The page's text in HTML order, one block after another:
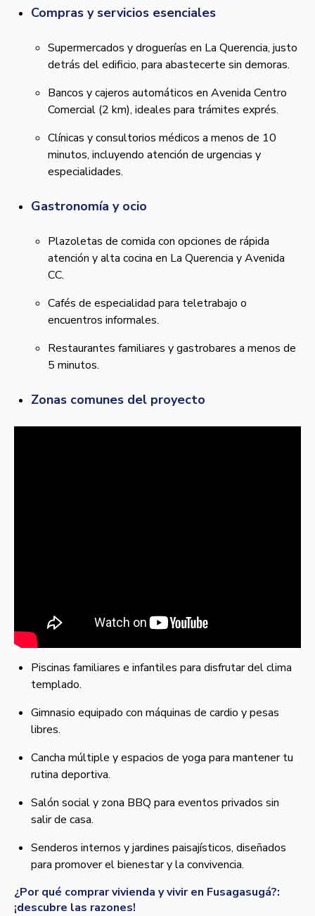
Compras y servicios esenciales
Supermercados y droguerías en La Querencia, justo
detrás del edificio, para abastecerte sin demoras.
Bancos y cajeros automáticos en Avenida Centro
Comercial (2 km), ideales para trámites exprés.
Clínicas y consultorios médicos a menos de 10
minutos, incluyendo atención de urgencias y
especialidades.
Gastronomía y ocio
Plazoletas de comida con opciones de rápida
atención y alta cocina en La Querencia y Avenida
CC.
Cafés de especialidad para teletrabajo o
encuentros informales.
Restaurantes familiares y gastrobares a menos de
5 minutos.
Zonas comunes del proyecto
Piscinas familiares e infantiles para disfrutar del clima
templado.
Gimnasio equipado con máquinas de cardio y pesas
libres.
Cancha múltiple y espacios de yoga para mantener tu
rutina deportiva.
Salón social y zona BBQ para eventos privados sin
salir de casa.
Senderos internos y jardines paisajísticos, diseñados
para promover el bienestar y la convivencia.
¿Por qué comprar vivienda y vivir en Fusagasugá?:
¡descubre las razones!